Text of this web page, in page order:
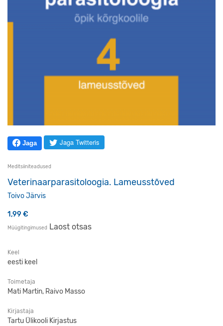
Jaga Jaga Twitteris
Meditsiiniteadused
Veterinaarparasitoloogia. Lameusstõved
Toivo Järvis
1,99 €
Müügitingimused Laost otsas
Keel
eesti keel
Toimetaja
Mati Martin, Raivo Masso
Kirjastaja
Tartu Ülikooli Kirjastus